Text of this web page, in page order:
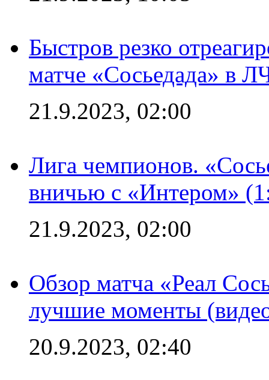
Быстров резко
матче «Сосьедада» в
21.9.2023, 02:00
Лига чемпионов.
вничью с «Интером»
21.9.2023, 02:00
Обзор матча «Реал
лучшие моменты
20.9.2023, 02:40